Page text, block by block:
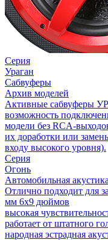
Серия
Ураган
Сабвуферы
Архив моделей
Активные сабвуферы
возможность
модели без RCA-
их доработки или
входу высокого уровня).
Серия
Огонь
Автомобильная акустика
Отлично подходит для
мм 6х9 дюймов
высокая
работает от штатного
народная эстрадная